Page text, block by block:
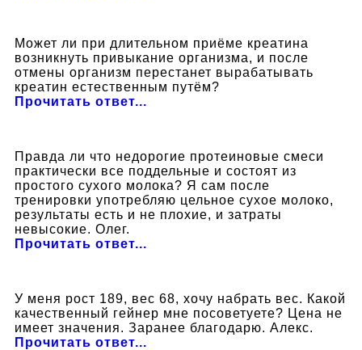
Может ли при длительном приёме креатина
возникнуть привыкание организма, и после
отмены организм перестанет вырабатывать
креатин естественным путём?
Прочитать ответ...
Правда ли что недорогие протеиновые смеси
практически все поддельные и состоят из
простого сухого молока? Я сам после
тренировки употребляю цельное сухое молоко,
результаты есть и не плохие, и затраты
невысокие. Олег.
Прочитать ответ...
У меня рост 189, вес 68, хочу набрать вес. Какой
качественный гейнер мне посоветуете? Цена не
имеет значения. Заранее благодарю. Алекс.
Прочитать ответ...